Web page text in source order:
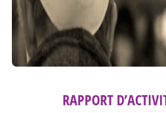
RAPPORT